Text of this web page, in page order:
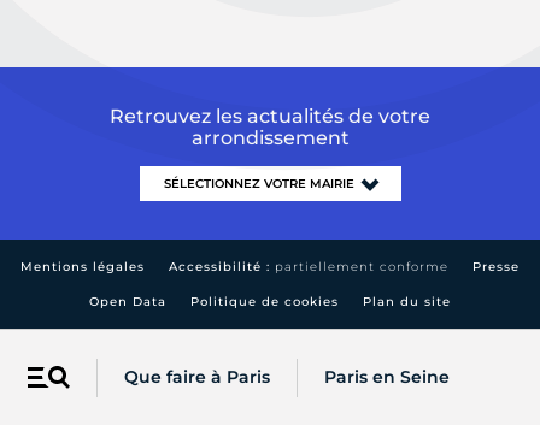
Menu Que faire à Paris Paris en Seine
Retrouvez les actualités de votre
arrondissement
Mentions légales Accessibilité : partiellement conforme Presse
Open Data Politique de cookies Plan du site